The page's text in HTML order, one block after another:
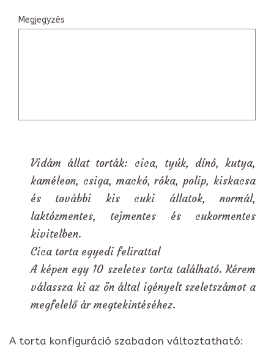
Megjegyzés
Vidám állat torták: cica, tyúk, dínó, kutya,
kaméleon, csiga, mackó, róka, polip, kiskacsa
és további kis cuki állatok, normál,
laktózmentes, tejmentes és cukormentes
kivitelben.
Cica torta egyedi felirattal
A képen egy 10 szeletes torta található. Kérem
válassza ki az ön által igényelt szeletszámot a
megfelelő ár megtekintéséhez.
A torta konfiguráció szabadon változtatható: